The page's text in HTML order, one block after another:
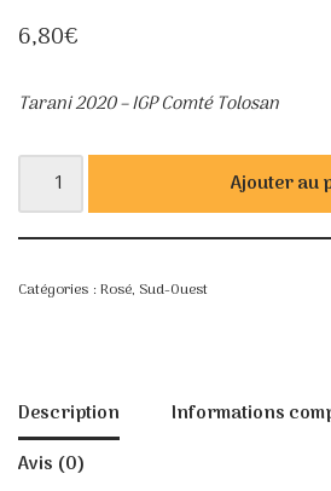
6,80€
Tarani 2020 – IGP Comté Tolosan
Ajouter au
Catégories : Rosé, Sud-Ouest
Description
Informations
Avis (0)